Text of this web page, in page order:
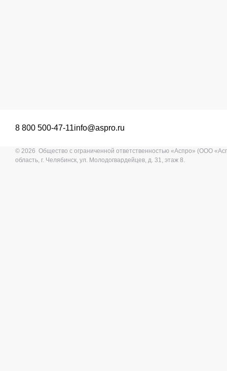
8 800 500-47-11info@aspro.ru
© 2026 Общество с ограниченной ответственностью «Аспро» (ООО
область, г. Челябинск, ул. Молодогвардейцев, д. 31, этаж 8.